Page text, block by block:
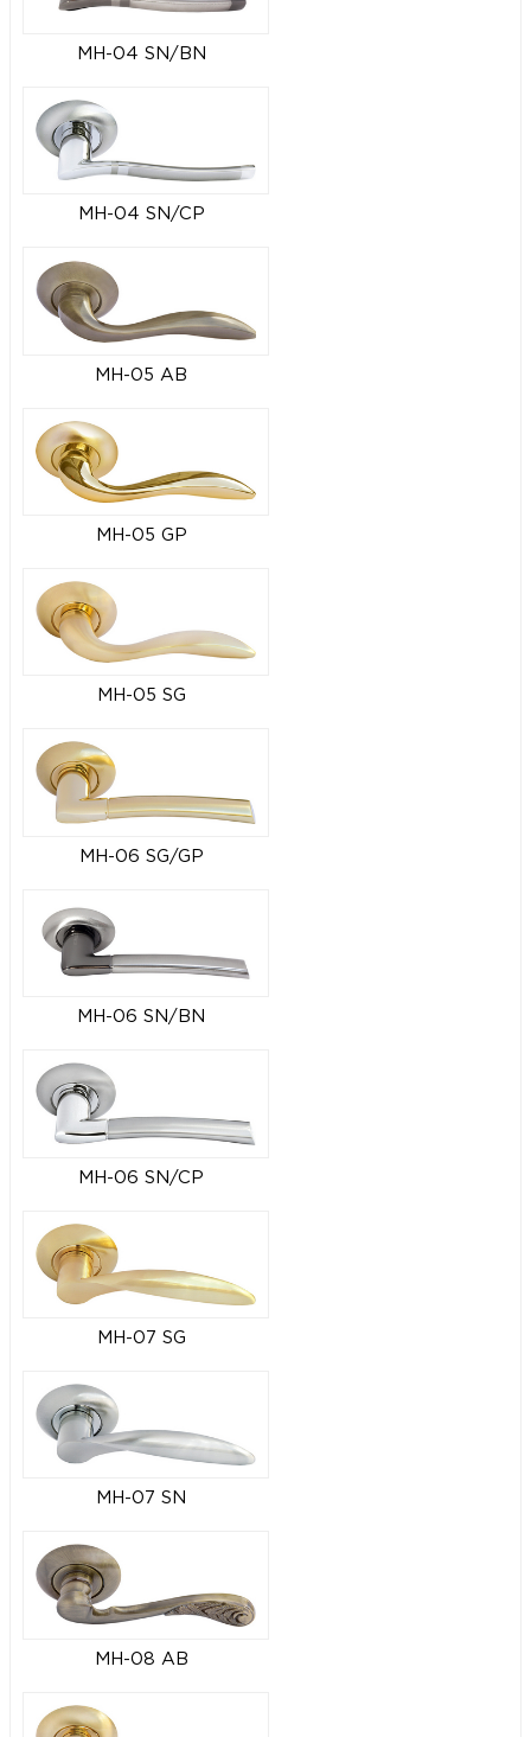
MH-04 SN/BN
MH-04 SN/CP
MH-05 AB
MH-05 GP
MH-05 SG
MH-06 SG/GP
MH-06 SN/BN
MH-06 SN/CP
MH-07 SG
MH-07 SN
MH-08 AB